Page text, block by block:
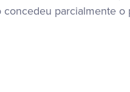
parcialmente